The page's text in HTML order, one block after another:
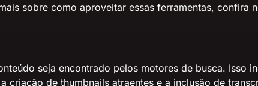
sobre como aproveitar essas ferramentas, confira
seja encontrado pelos motores de busca. Isso
de thumbnails atraentes e a inclusão de